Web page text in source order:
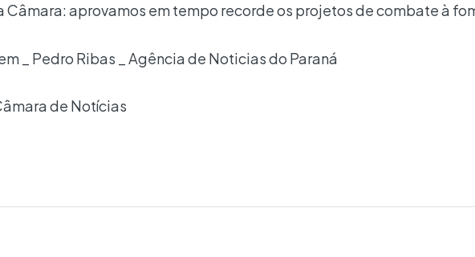
Câmara: aprovamos em tempo recorde os projetos de combate à
_ Pedro Ribas _ Agência de Noticias do Paraná
de Notícias